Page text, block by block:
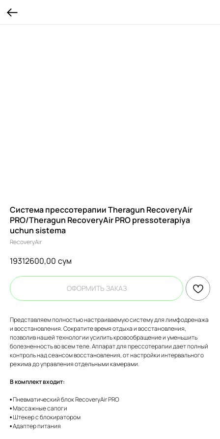
Система прессотерапии Theragun RecoveryAir
PRO/Theragun RecoveryAir PRO pressoterapiya
uchun sistema
RecoveryAir
19312600,00 сум
ОФОРМИТЬ ЗАКАЗ
Представляем полностью настраиваемую систему для лимфодренажа
и восстановления. Сократите время отдыха и восстановления,
позволив нашей технологии усилить кровообращение и уменьшить
болезненность во всем теле. Аппарат для прессотерапии дает полный
контроль над сеансом восстановления, от настройки интервального
режима до управления отдельными камерами.
В комплект входит:
• Пневматический блок RecoveryAir PRO
• Массажные сапоги
• Штекер с блокиратором
• Адаптер питания